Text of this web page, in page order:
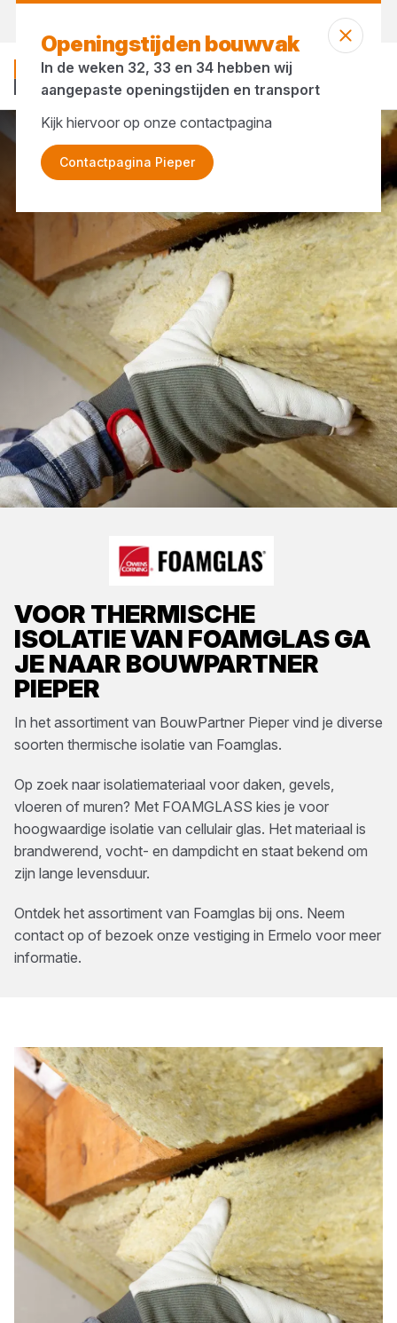
VOOR THERMISCHE
ISOLATIEVAN FOAMGLASGA
JE NAAR BOUWPARTNER
PIEPER
In het assortiment van BouwPartner Pieper vind je diverse
soorten thermische isolatie van Foamglas.
Op zoek naar isolatiemateriaal voor daken, gevels,
vloeren of muren? Met FOAMGLASS kies je voor
hoogwaardige isolatie van cellulair glas. Het materiaal is
brandwerend, vocht- en dampdicht en staat bekend om
zijn lange levensduur.
Ontdek het assortiment van Foamglas bij ons. Neem
contact op of bezoek onze vestiging in Ermelo voor meer
informatie.
Openingstijden bouwvak
In de weken 32, 33 en 34 hebben wij
aangepaste openingstijden en transport
Kijk hiervoor op onze contactpagina
Contactpagina Pieper